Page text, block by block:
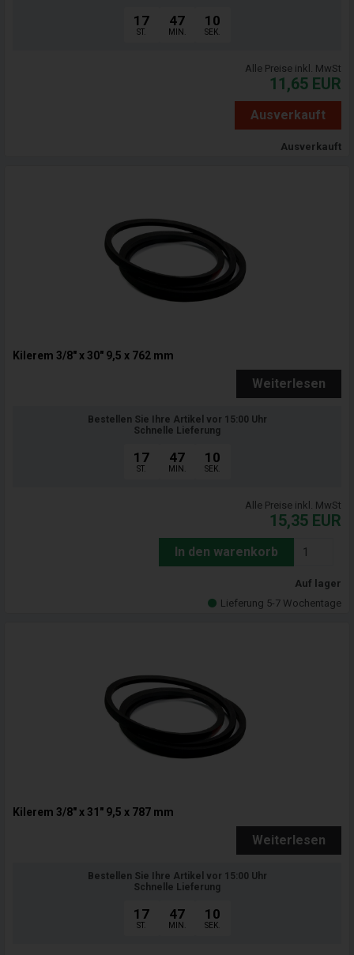
17
ST.
47
MIN.
09
SEK.
Alle Preise inkl. MwSt
11,65 EUR
Ausverkauft
Ausverkauft
Kilerem 3/8" x 30" 9,5 x 762 mm
Weiterlesen
Bestellen Sie Ihre Artikel vor 15:00 Uhr
Schnelle Lieferung
17
ST.
47
MIN.
09
SEK.
Alle Preise inkl. MwSt
15,35 EUR
In den warenkorb
Auf lager
Lieferung 5-7 Wochentage
Kilerem 3/8" x 31" 9,5 x 787 mm
Weiterlesen
Bestellen Sie Ihre Artikel vor 15:00 Uhr
Schnelle Lieferung
17
ST.
47
MIN.
09
SEK.